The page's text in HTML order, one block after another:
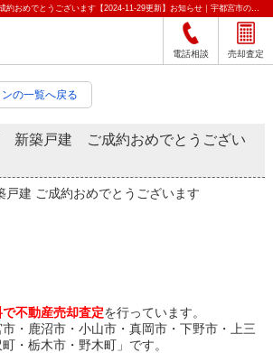
宇都宮市横田新町 新築戸建 ご成約おめでとうございます【2024-11-29更新】お知らせ｜宇都宮市の不動産をクイック売却査定｜宇都宮不動産
電話相談 売却査定
の一覧へ戻る
新築戸建 ご成約おめでとうござい
戸建 ご成約おめでとうございます
不動産売却査定を行っています。
・鹿沼市・小山市・真岡市・下野市・上三
・栃木市・野木町」です。